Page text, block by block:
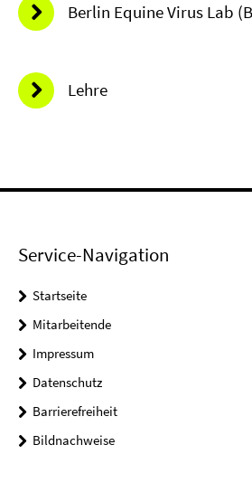
Berlin Equine Virus Lab
Lehre
Service-Navigation
Startseite
Mitarbeitende
Impressum
Datenschutz
Barrierefreiheit
Bildnachweise